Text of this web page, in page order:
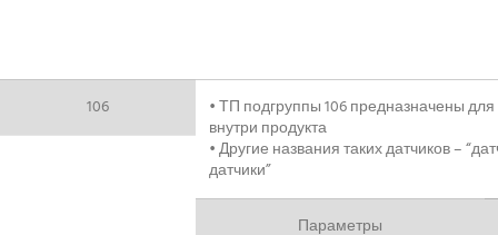
106
• ТП подгруппы 106 предназначены
внутри продукта
• Другие названия таких датчиков –
датчики”
Параметры